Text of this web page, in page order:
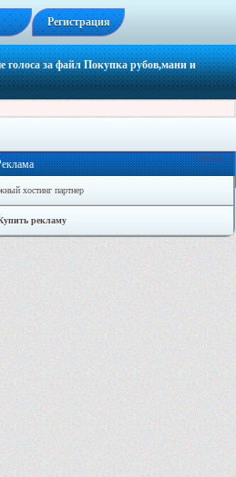
Регистрация
голоса за файлПокупка рубов,мани и
Онлайн: 1
хостинг партнер
рекламу